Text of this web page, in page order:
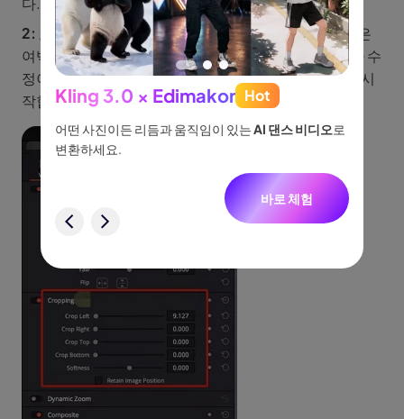
2:
효과 라이브러리를 클릭하고 Open FX 검색에서 검은
여백 채우기를 클릭합니다. 그런 다음 적용합니다. 추가 수
정이 필요한 사항이 있으면 속성 창을 클릭하고 작업을 시
작합니다.
나 물
Kling 3.0 × Edimakor Hot
어떤 사진이든 리듬과 움직임이 있는AI 댄스 비디오로
변환하세요.
바로 체험